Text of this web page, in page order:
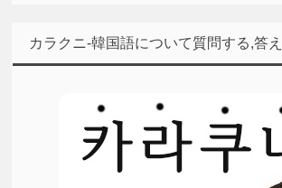
カラクニ-韓国語について質問する,答え